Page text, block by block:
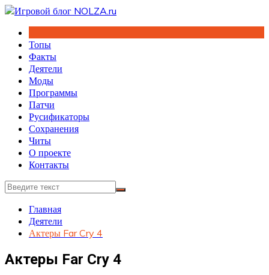
Перейти
содержимому
Топы
Факты
Деятели
Моды
Программы
Патчи
Русификаторы
Сохранения
Читы
О проекте
Контакты
Главная
Деятели
Актеры Far Cry 4
Актеры Far Cry 4